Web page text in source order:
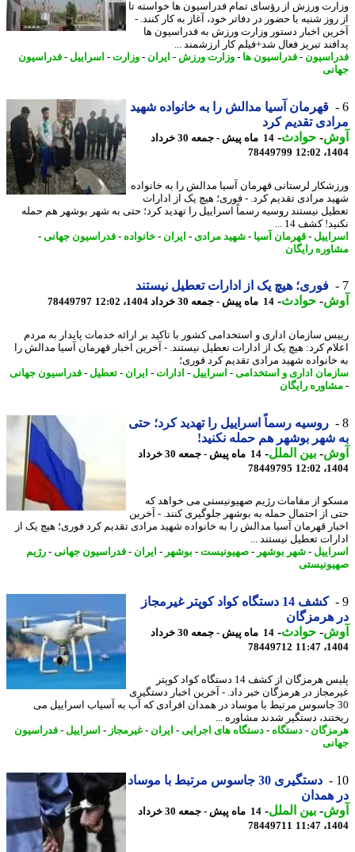
ورزش از رؤسای تمام فدراسیون ها خواسته تا
شنبه با حضور در دفاتر خود، آغاز به کار کنند. -
اخبار دستور وزارت ورزش به فدراسیون ها
تبریز فعال شد+فیلم کار ارزشمند ...
-فدراسیون ها- وزارت ورزش -ایران - وزارت - اسراییل -فدراسیون
قهرمان آسیا مدالش را به خانواده شهید
تقدیم کرد
-حوادث -
14 ماه پیش - جمعه 30 خرداد
78449799
لرستانی قهرمان آسیا مدالش را به خانواده
مرادی تقدیم کرد. - فوری؛ هیچ یک از ادارات
نیستند روسیه رسماً اسراییل را تهدید کرد؛ حتی به شهر بوشهر هم حمله
کشف 14 ...
-قهرمان آسیا -شهید مرادی -ایران - خانواده- فدراسیون جهانی-
رایگان
فوری؛ هیچ یک از ادارات تعطیل نیستند
-حوادث -14 ماه پیش - جمعه 30 خرداد 1404، 12:02 78449797
سازمان اداری و استخدامی کشور با تاکید بر ارائه خدمات پایدار به مردم
کرد: هیچ یک از ادارات تعطیل نیستند. - آخرین اخبار قهرمان آسیا مدالش را
شهید مرادی تقدیم کرد فوری؛
اداری و استخدامی-اسراییل -ادارات - ایران - تعطیل-فدراسیون جهانی
رایگان
روسیه رسماً اسراییل را تهدید کرد؛ حتی
شهر بوشهر هم حمله نکنید!
-بین الملل-
14 ماه پیش - جمعه 30 خرداد
78449795
از مقامات رژیم صهیونیستی می خواهد که
از احتمال حمله به بوشهر جلوگیری کنند. - آخرین
قهرمان آسیا مدالش را به خانواده شهید مرادی تقدیم کرد فوری؛ هیچ یک از
تعطیل نیستند ...
-شهر بوشهر-صهیونیست-بوشهر-ایران - فدراسیون جهانی-رژیم
کشف 14 دستگاه کواد کوپتر غیرمجاز
هرمزگان
-حوادث -
14 ماه پیش - جمعه 30 خرداد
78449712
پلیس هرمزگان از کشف 14 دستگاه کواد کوپتر
در هرمزگان خبر داد. - آخرین اخبار دستگیری
جاسوس مرتبط با موساد در همدان افرادی که آب به آسیاب اسراییل می
دستگیر شدند مشاوره ...
-دستگاه-دستگاه های اجرایی- ایران - غیرمجاز-اسراییل -فدراسیون
دستگیری 30 جاسوس مرتبط با موساد
همدان
-بین الملل-
14 ماه پیش - جمعه 30 خرداد
78449711